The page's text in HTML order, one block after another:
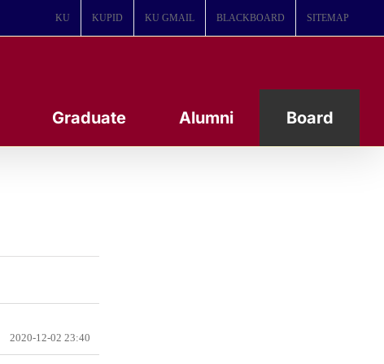
KU KUPID KU GMAIL BLACKBOARD SITEMAP
Graduate Alumni Board
2020-12-02 23:40